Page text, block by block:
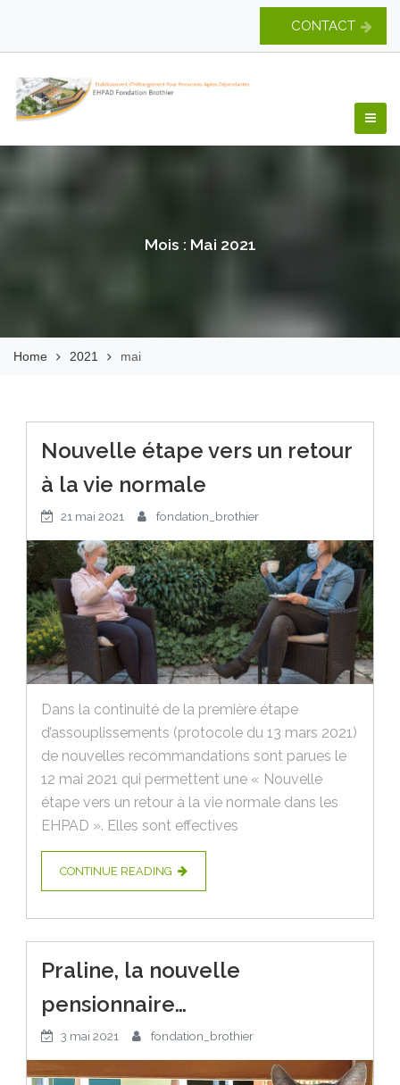
content
CONTACT
Brothier
Mois : Mai 2021
Home 2021 mai
Nouvelle étape vers un retour
à la vie normale
21 mai 2021 fondation_brothier
Dans la continuité de la première étape
d’assouplissements (protocole du 13 mars 2021)
de nouvelles recommandations sont parues le
12 mai 2021 qui permettent une « Nouvelle
étape vers un retour à la vie normale dans les
EHPAD ». Elles sont effectives
CONTINUE READING
Praline, la nouvelle
pensionnaire…
3 mai 2021 fondation_brothier